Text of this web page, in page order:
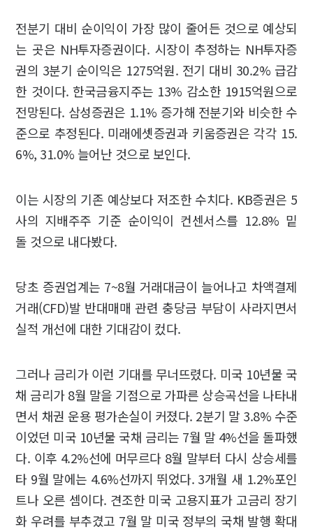
전분기 대비 순이익이 가장 많이 줄어든 것으로 예상되
는 곳은 NH투자증권이다. 시장이 추정하는 NH투자증
권의 3분기 순이익은 1275억원. 전기 대비 30.2% 급감
한 것이다. 한국금융지주는 13% 감소한 1915억원으로
전망된다. 삼성증권은 1.1% 증가해 전분기와 비슷한 수
준으로 추정된다. 미래에셋증권과 키움증권은 각각 15.
6%, 31.0% 늘어난 것으로 보인다.
이는 시장의 기존 예상보다 저조한 수치다. KB증권은 5
사의 지배주주 기준 순이익이 컨센서스를 12.8% 밑
돌 것으로 내다봤다.
당초 증권업계는 7~8월 거래대금이 늘어나고 차액결제
거래(CFD)발 반대매매 관련 충당금 부담이 사라지면서
실적 개선에 대한 기대감이 컸다.
그러나 금리가 이런 기대를 무너뜨렸다. 미국 10년물 국
채 금리가 8월 말을 기점으로 가파른 상승곡선을 나타내
면서 채권 운용 평가손실이 커졌다. 2분기 말 3.8% 수준
이었던 미국 10년물 국채 금리는 7월 말 4%선을 돌파했
다. 이후 4.2%선에 머무르다 8월 말부터 다시 상승세를
타 9월 말에는 4.6%선까지 뛰었다. 3개월 새 1.2%포인
트나 오른 셈이다. 견조한 미국 고용지표가 고금리 장기
화 우려를 부추겼고 7월 말 미국 정부의 국채 발행 확대